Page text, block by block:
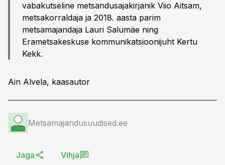
vabakutseline metsandusajakirjanik Viio Aitsam,
metsakorraldaja ja 2018. aasta parim
metsamajandaja Lauri Salumäe ning
Erametsakeskuse kommunikatsioonijuht Kertu
Kekk.
Ain Alvela, kaasautor
Metsamajandusuudised.ee
Jaga Vihja